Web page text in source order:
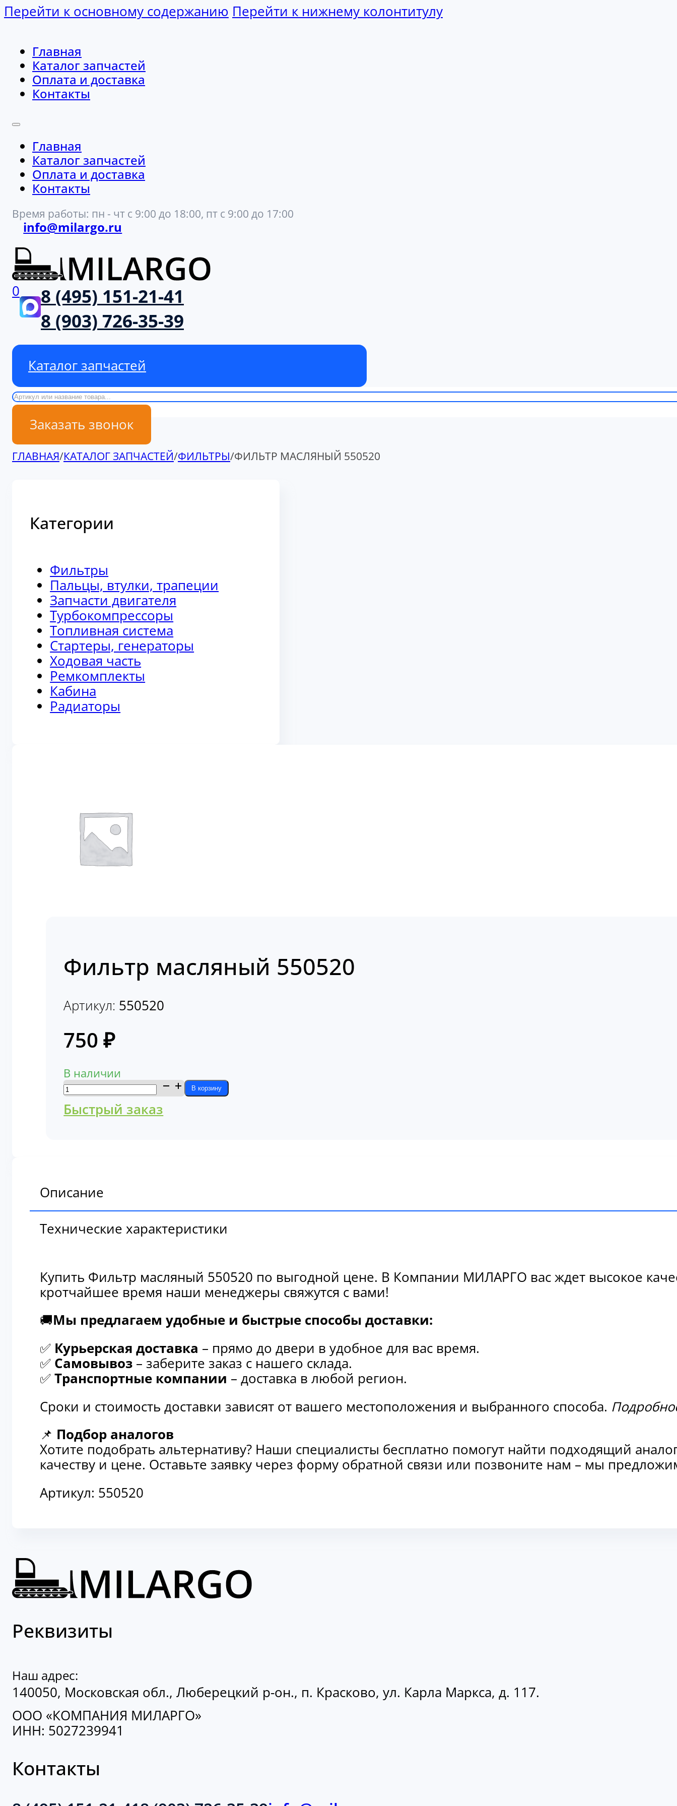
Перейти к основному содержанию Перейти к нижнему колонтитулу
Главная
Каталог запчастей
Оплата и доставка
Контакты
Главная
Каталог запчастей
Оплата и доставка
Контакты
Время работы: пн - чт с 9:00 до 18:00, пт с 9:00 до 17:00
info@milargo.ru
0
8 (495) 151-21-41
8 (903) 726-35-39
Каталог запчастей
Поиск
Заказать звонок
ГЛАВНАЯ/КАТАЛОГ ЗАПЧАСТЕЙ/ФИЛЬТРЫ/ФИЛЬТР МАСЛЯНЫЙ 550520
Категории
Фильтры
Пальцы, втулки, трапеции
Запчасти двигателя
Турбокомпрессоры
Топливная система
Стартеры, генераторы
Ходовая часть
Ремкомплекты
Кабина
Радиаторы
Фильтр масляный 550520
Артикул: 550520
750₽
В наличии
Количество
товара
Фильтр
В корзину
Быстрый заказ
Описание
Технические характеристики
Купить Фильтр масляный 550520 по выгодной цене. В Компании МИЛАРГО вас ждет высокое
кротчайшее время наши менеджеры свяжутся с вами!
🚚Мы предлагаем удобные и быстрые способы доставки:
✅ Курьерская доставка – прямо до двери в удобное для вас время.
✅ Самовывоз – заберите заказ с нашего склада.
✅ Транспортные компании – доставка в любой регион.
Сроки и стоимость доставки зависят от вашего местоположения и выбранного способа.
📌 Подбор аналогов
Хотите подобрать альтернативу? Наши специалисты бесплатно помогут найти подходящий
качеству и цене. Оставьте заявку через форму обратной связи или позвоните нам – мы
Артикул: 550520
Реквизиты
Наш адрес:
140050, Московская обл., Люберецкий р-он., п. Красково, ул. Карла Маркса, д. 117.
ООО «КОМПАНИЯ МИЛАРГО»
ИНН: 5027239941
Контакты